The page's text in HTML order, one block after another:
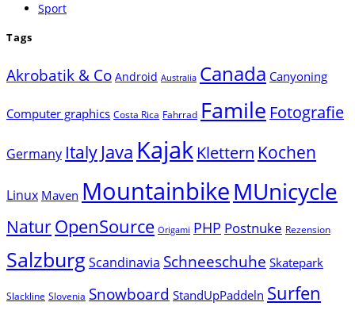
Sport
Tags
Akrobatik & Co Android Australia Canada Canyoning
Computer graphics Costa Rica Fahrrad Famile Fotografie
Germany Italy Java Kajak Klettern Kochen
Linux Maven MountainbikeMUnicycle
NaturOpenSource Origami PHP Postnuke Rezension
SalzburgScandinavia Schneeschuhe Skatepark
Slackline Slovenia Snowboard StandUpPaddeln Surfen